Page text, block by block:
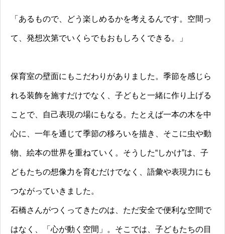
「あるもので、どう楽しめるかを考えるんです。空間っ
て、発想次第でいくらでもおもしろくできる。」
保育室の壁面にもこだわりがありました。季節を感じら
れる装飾を施すだけでなく、子どもと一緒に作り上げる
ことで、自己表現の場にもなる。たとえば一本の木を中
心に、一年を通じて季節の移ろいを描き、そこに虫や動
物、絵本の世界を重ねていく。そうした“しかけ”は、子
どもたちの想像力を育むだけでなく、語彙や表現力にも
つながっていきました。
石橋さんがつくってきたのは、ただ安全で便利な空間で
はなく、「心が動く空間」。そこでは、子どもたちの目